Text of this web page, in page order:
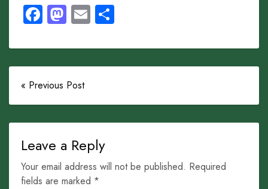
Facebook
Mastodon
Email
« Previous Post
Leave a Reply
Your email address will not be published. Required
fields are marked *